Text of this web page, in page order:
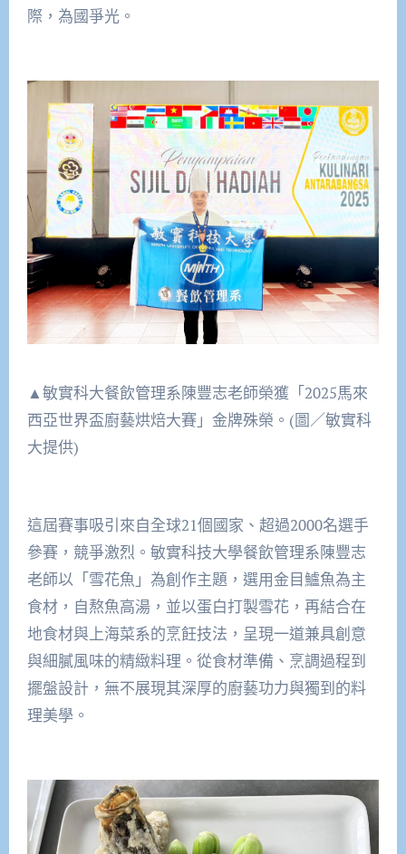
際，為國爭光。
▲敏實科大餐飲管理系陳豐志老師榮獲「2025馬來
西亞世界盃廚藝烘焙大賽」金牌殊榮。(圖／敏實科
大提供)
這屆賽事吸引來自全球21個國家、超過2000名選手
參賽，競爭激烈。敏實科技大學餐飲管理系陳豐志
老師以「雪花魚」為創作主題，選用金目鱸魚為主
食材，自熬魚高湯，並以蛋白打製雪花，再結合在
地食材與上海菜系的烹飪技法，呈現一道兼具創意
與細膩風味的精緻料理。從食材準備、烹調過程到
擺盤設計，無不展現其深厚的廚藝功力與獨到的料
理美學。